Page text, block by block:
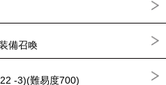
備召喚
-3)(難易度700)